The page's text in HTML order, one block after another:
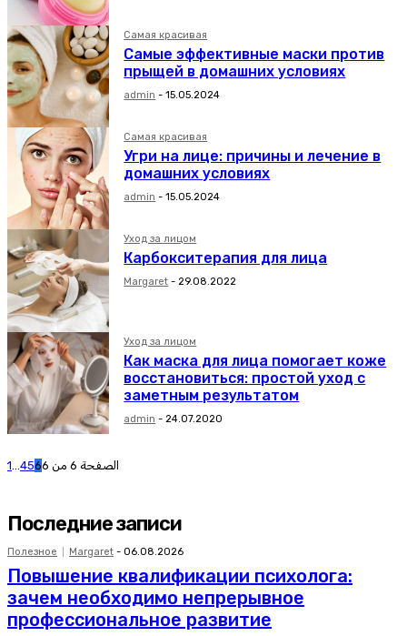
Самая красивая
Самые эффективные маски против
прыщей в домашних условиях
admin - 15.05.2024
Самая красивая
Угри на лице: причины и лечение в
домашних условиях
admin - 15.05.2024
Уход за лицом
Карбокситерапия для лица
Margaret - 29.08.2022
Уход за лицом
Как маска для лица помогает коже
восстановиться: простой уход с
заметным результатом
admin - 24.07.2020
1 456 الصفحة 6 من 6
Последние записи
Полезное Margaret - 06.08.2026
Повышение квалификации психолога:
зачем необходимо непрерывное
профессиональное развитие